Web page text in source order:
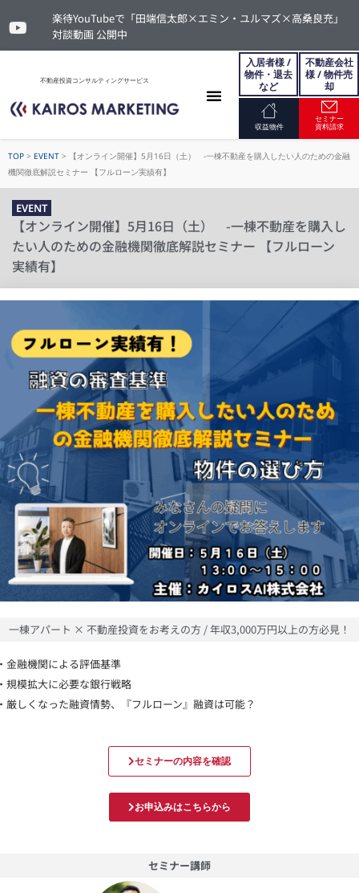
楽待YouTubeで「田端信太郎×エミン・ユルマズ×高桑良充」
対談動画 公開中
不動産投資コンサルティングサービス
入居者様 /
物件・退去
など
不動産会社
様 / 物件売
却
収益物件
セミナー
資料請求
TOP > EVENT >
【オンライン開催】5月16日（土） -一棟不動産を購入したい人のための金融
機関徹底解説セミナー 【フルローン実績有】
EVENT
【オンライン開催】5月16日（土） -一棟不動産を購入し
たい人のための金融機関徹底解説セミナー 【フルローン
実績有】
一棟アパート × 不動産投資をお考えの方 / 年収3,000万円以上の方必見！
金融機関による評価基準
規模拡大に必要な銀行戦略
厳しくなった融資情勢、『フルローン』融資は可能？
セミナーの内容を確認
お申込みはこちらから
セミナー講師